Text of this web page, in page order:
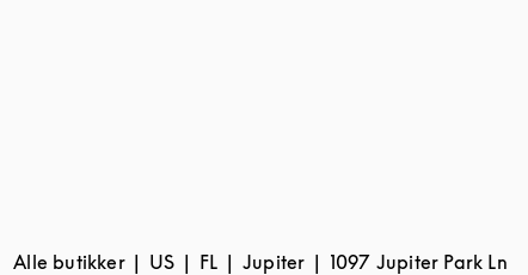
Alle butikker US FL Jupiter 1097 Jupiter Park Ln